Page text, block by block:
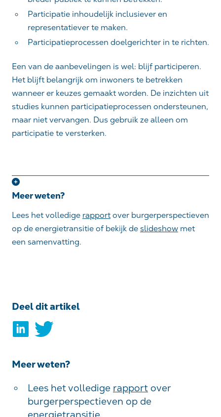
Participatie inhoudelijk inclusiever en
representatiever te maken.
Participatieprocessen doelgerichter in te richten.
Een van de aanbevelingen is wel: blijf participeren.
Het blijft belangrijk om inwoners te betrekken
wanneer er keuzes gemaakt worden. De inzichten uit
studies kunnen participatieprocessen ondersteunen,
maar niet vervangen. Dus gebruik ze alleen om
participatie te versterken.
Meer weten?
Lees het volledige rapportover burgerperspectieven
op de energietransitie of bekijk deslideshow met
een samenvatting.
Deel dit artikel
Meer weten?
Lees het volledige rapport over
burgerperspectieven op de